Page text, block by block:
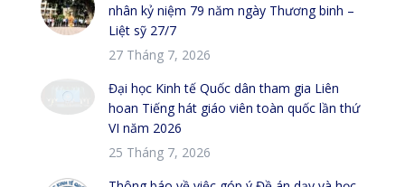
nhân kỷ niệm 79 năm ngày Thương binh –
Liệt sỹ 27/7
27 Tháng 7, 2026
Đại học Kinh tế Quốc dân tham gia Liên
hoan Tiếng hát giáo viên toàn quốc lần thứ
VI năm 2026
25 Tháng 7, 2026